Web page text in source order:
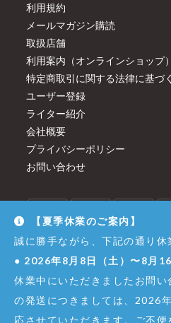
利用規約
メールマガジン購読
取扱店舗
利用案内（オンラインショップ）
特定商取引に関する法律に基づ
ユーザー登録
ライター紹介
会社概要
プライバシーポリシー
お問い合わせ
【夏季休業のご案内】
誠に勝手ながら、下記の通り休
● 2026年8月8日（土）〜8月16
休業中にいただきましたお問
の発送につきましては、2026
応させていただきます。ご不